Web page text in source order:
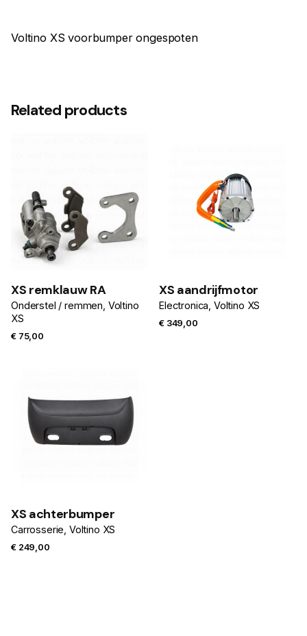
Voltino XS voorbumper ongespoten
Related products
XS remklauw RA
Onderstel / remmen Voltino
XS
€75,00
XS aandrijfmotor
Electronica Voltino XS
€349,00
XS achterbumper
Carrosserie Voltino XS
€249,00